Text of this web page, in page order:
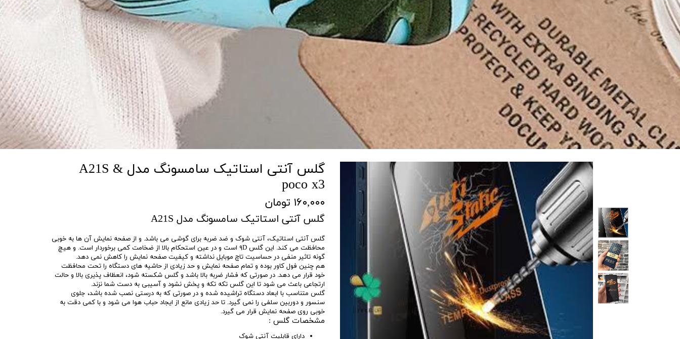
گلس آنتی استاتیک سامسونگ مدل A21S &
poco x3
۱۶۰,۰۰۰ تومان
گلس آنتی استاتیک سامسونگ مدل A21S
گلس آنتی استاتیک، آنتی شوک و ضد ضربه برای گوشی می باشد. و از صفحه نمایش آن ها به خوبی
محافظت می کند. این گلس ۹D است و در عین استحکام بالا از ضخامت کمی برخوردار است. و هیچ
گونه تاثیر منفی در حساسیت تاچ موبایل نداشته و کیفیت صفحه نمایش را کاهش نمی دهد.
هم چنین فول کاور بوده و تمام صفحه نمایش و حد زیادی از حاشیه های دستگاه را تحت محافظت
خود قرار می دهد. در صورتی که فشار ضربه بالا باشد و گلس شکسته شود، انعظاف پذیری بالا و حالت
ارتجاعی باعث می شود تا این گلس تکه تکه و پخش نشود و آسیبی به دست شما نزند.
گلس متناسب با ابعاد دستگاه تراشیده شده و در صورتی که به درستی نصب شده باشد، جلوی
سنسور و دوربین سلفی را نمی گیرد. تا حد زیادی مانع از ایجاد حباب هوا می شود و با کمی دقت به
خوبی روی صفحه نمایش قرار می گیرد.
مشخصات گلس :
دارای قابلیت آنتی شوک